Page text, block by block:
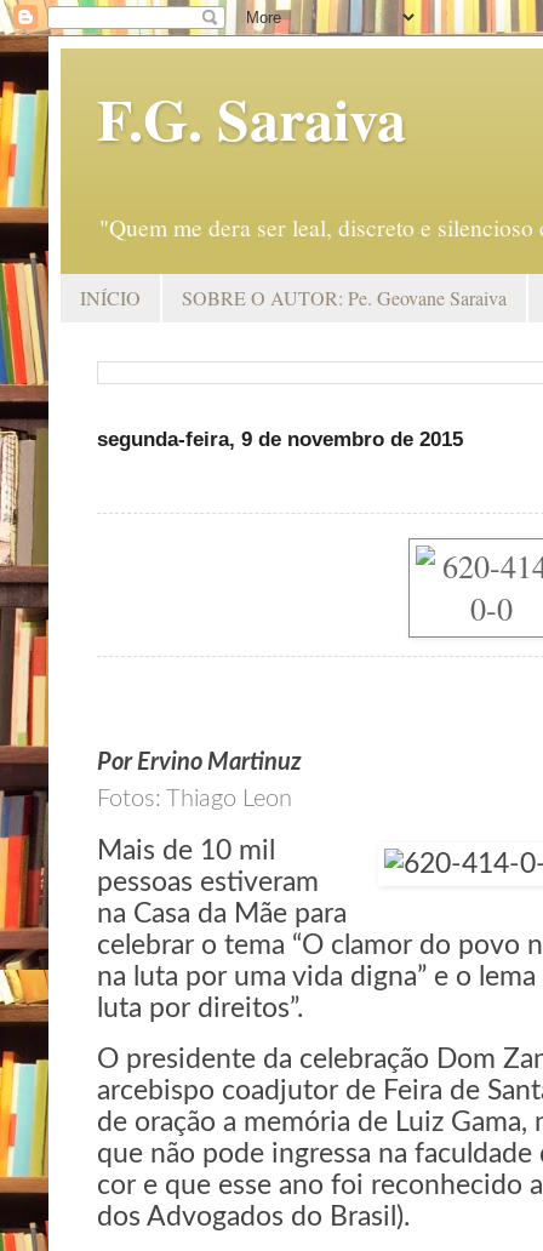
F.G. Saraiva
"Quem me dera ser leal, discreto e
INÍCIO SOBRE O AUTOR: Pe. Geovane Saraiva
segunda-feira, 9 de novembro de 2015
Por Ervino Martinuz
Fotos: Thiago Leon
Mais de 10 mil
pessoas estiveram
na Casa da Mãe para
celebrar o tema “O clamor do povo
na luta por uma vida digna” e o
luta por direitos”.
O presidente da celebração Dom
arcebispo coadjutor de Feira de
de oração a memória de Luiz
que não pode ingressa na
cor e que esse ano foi reconhecido
dos Advogados do Brasil).